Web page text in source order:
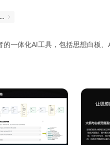
让你的思维飞起来吧
的一体化AI工具，包括思想白板
为思维导图、PPT以及看板、
编程工具。任何人都可以用自然
生成白板、PPT，一站式生成数据
储和数据库应用技术。把文字、